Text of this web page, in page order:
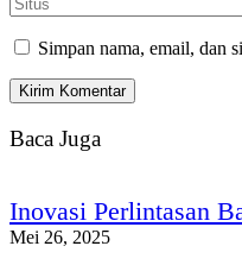
Simpan nama, email, dan
Baca Juga
Inovasi Perlintasan
Mei 26, 2025